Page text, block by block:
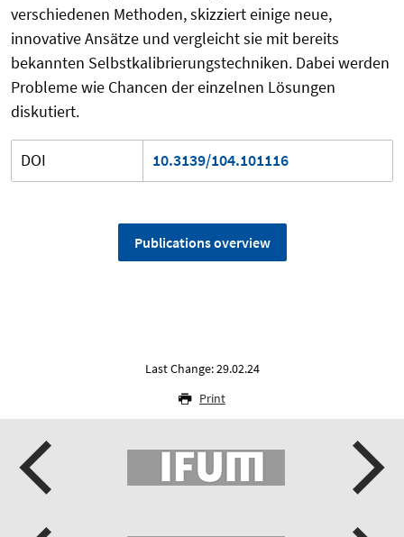
verschiedenen Methoden, skizziert einige neue,
innovative Ansätze und vergleicht sie mit bereits
bekannten Selbstkalibrierungstechniken. Dabei werden
Probleme wie Chancen der einzelnen Lösungen
diskutiert.
DOI 10.3139/104.101116
Publications overview
Last Change: 29.02.24
Print